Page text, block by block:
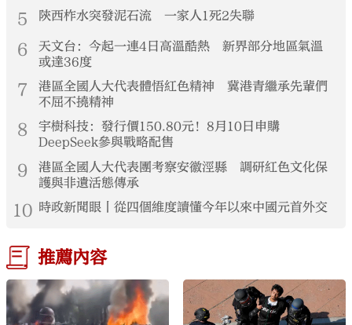
5 陝西柞水突發泥石流 一家人1死2失聯
6
天文台：今起一連4日高溫酷熱 新界部分地區氣溫
或達36度
7
港區全國人大代表體悟紅色精神 冀港青繼承先輩們
不屈不撓精神
8
宇樹科技：發行價150.80元！8月10日申購
DeepSeek參與戰略配售
9
港區全國人大代表團考察安徽涇縣 調研紅色文化保
護與非遺活態傳承
10 時政新聞眼丨從四個維度讀懂今年以來中國元首外交
推薦內容